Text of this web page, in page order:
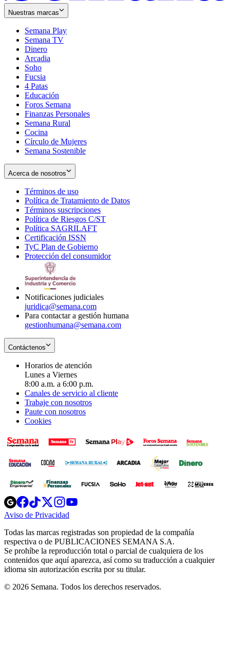
Nuestras marcas
Semana Play
Semana TV
Dinero
Arcadia
Soho
in
new
window
Fucsia
in
new
window
4 Patas
Educación
Foros Semana
Finanzas Personales
Semana Rural
Cocina
Círculo de Mujeres
Semana Sostenible
Acerca de nosotros
Términos de uso
in
new
window
Política de Tratamiento de Datos
Términos suscripciones
in
Política de Riesgos C/ST
Política SAGRILAFT
new
window
Certificación ISSN
in
new
TyC Plan de Gobierno
in
Protección del consumidorOpens
Notificaciones judiciales
juridica@semana.com
Para contactar a gestión humana
gestionhumana@semana.com
Contáctenos
Horarios de atención
Lunes a Viernes
8:00 a.m. a 6:00 p.m.
Canales de servicio al cliente
Trabaje con nosotros
Paute con nosotros
Cookies
Opens
in
new
Opens
in
new
Opens
in
new
window
Opens
new
windowwindow
Aviso de Privacidad
new
window
Todas las marcas registradas son propiedad de la compañía
respectiva o de PUBLICACIONES SEMANA S.A.
Se prohíbe la reproducción total o parcial de cualquiera de los
contenidos que aquí aparezca, así como su traducción a cualquier
idioma sin autorización escrita por su titular.
© 2026 Semana. Todos los derechos reservados.